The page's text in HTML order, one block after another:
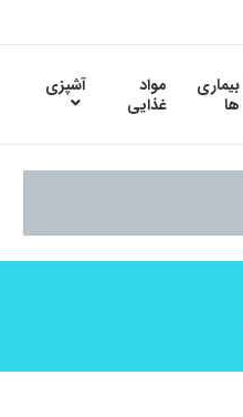
بیماری
ها
مواد
غذایی
آشپزی